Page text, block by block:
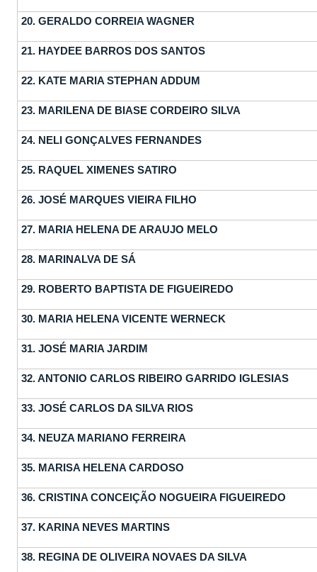
20.GERALDO CORREIA WAGNER
21. HAYDEE BARROS DOS SANTOS
22. KATE MARIA STEPHAN ADDUM
23. MARILENA DE BIASE CORDEIRO SILVA
24. NELI GONÇALVES FERNANDES
25. RAQUEL XIMENES SATIRO
26.JOSÉ MARQUES VIEIRA FILHO
27. MARIA HELENA DE ARAUJO MELO
28. MARINALVA DE SÁ
29. ROBERTO BAPTISTA DE FIGUEIREDO
30. MARIA HELENA VICENTE WERNECK
31.JOSÉ MARIA JARDIM
32.ANTONIO CARLOS RIBEIRO GARRIDO IGLESIAS
33.JOSÉ CARLOS DA SILVA RIOS
34. NEUZA MARIANO FERREIRA
35. MARISA HELENA CARDOSO
36.CRISTINA CONCEIÇÃO NOGUEIRA FIGUEIREDO
37. KARINA NEVES MARTINS
38. REGINA DE OLIVEIRA NOVAES DA SILVA